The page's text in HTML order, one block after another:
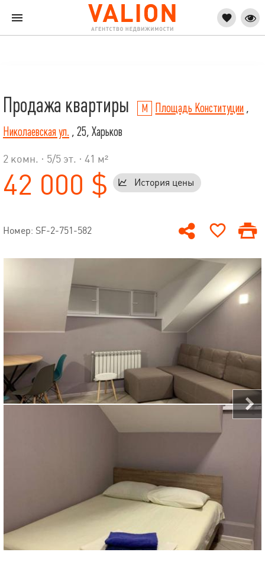
Продажа квартиры Площадь Конституции ,
Николаевская ул. , 25, Харьков
2 комн. · 5/5 эт. · 41 м²
42 000 $ История цены
Номер: SF-2-751-582